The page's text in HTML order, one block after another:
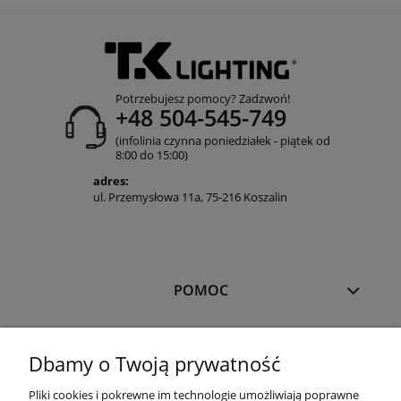
Potrzebujesz pomocy? Zadzwoń!
+48 504-545-749
(infolinia czynna poniedziałek - piątek od
8:00 do 15:00)
adres:
ul. Przemysłowa 11a, 75-216 Koszalin
POMOC
Dbamy o Twoją prywatność
Pliki cookies i pokrewne im technologie umożliwiają poprawne